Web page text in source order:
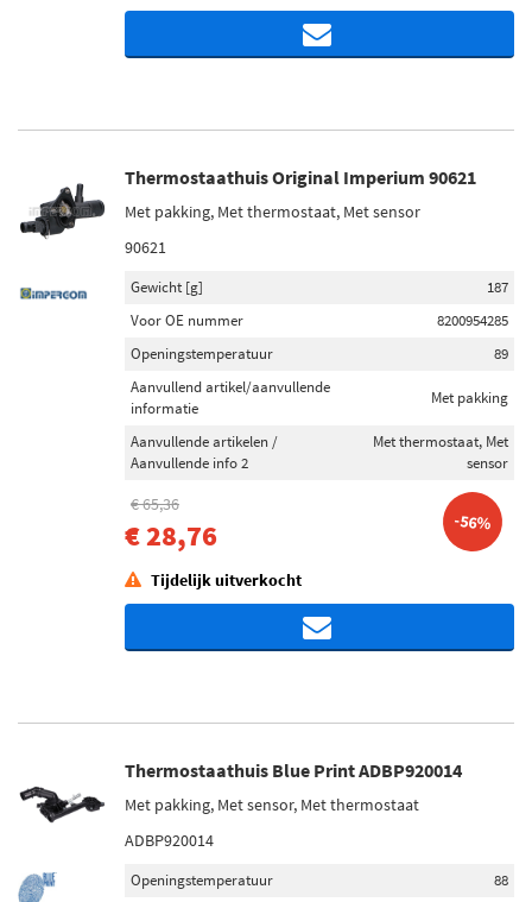
Thermostaathuis Original Imperium 90621
Met pakking, Met thermostaat, Met sensor
90621
Gewicht [g]
187
Voor OE nummer
8200954285
Openingstemperatuur
89
Aanvullend artikel/aanvullende
informatie
Met pakking
Aanvullende artikelen /
Aanvullende info 2
Met thermostaat, Met
sensor
€ 65,36
€ 28,76 -56%
Tijdelijk uitverkocht
Thermostaathuis Blue Print ADBP920014
Met pakking, Met sensor, Met thermostaat
ADBP920014
Openingstemperatuur
88